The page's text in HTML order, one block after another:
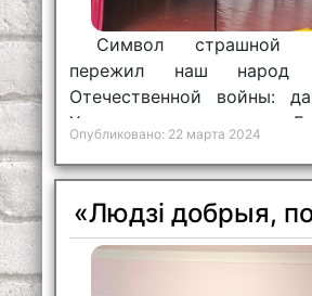
Символ страшной
пережил наш
Отечественной войны:
Хатыни отдают сегодня в
Опубликовано: 22 марта 2024
«Людзі добрыя,